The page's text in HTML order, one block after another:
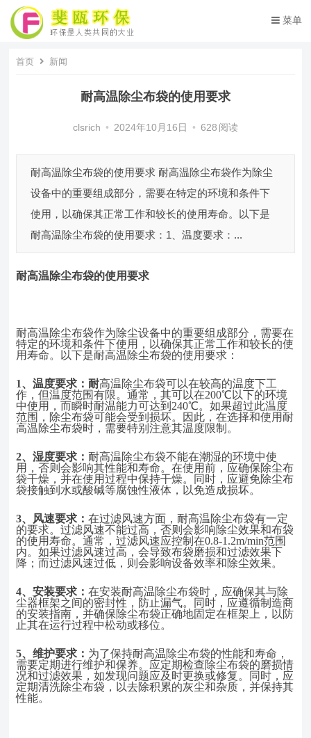
菜单
首页 新闻
耐高温除尘布袋的使用要求
clsrich • 2024年10月16日 • 628 阅读
耐高温除尘布袋的使用要求 耐高温除尘布袋作为除尘
设备中的重要组成部分，需要在特定的环境和条件下
使用，以确保其正常工作和较长的使用寿命。以下是
耐高温除尘布袋的使用要求：1、温度要求：...
耐高温除尘布袋的使用要求
耐高温除尘布袋作为除尘设备中的重要组成部分，需要在
特定的环境和条件下使用，以确保其正常工作和较长的使
用寿命。以下是耐高温除尘布袋的使用要求：
1、温度要求：耐高温除尘布袋可以在较高的温度下工
作，但温度范围有限。通常，其可以在200℃以下的环境
中使用，而瞬时耐温能力可达到240℃。如果超过此温度
范围，除尘布袋可能会受到损坏。因此，在选择和使用耐
高温除尘布袋时，需要特别注意其温度限制。
2、湿度要求：耐高温除尘布袋不能在潮湿的环境中使
用，否则会影响其性能和寿命。在使用前，应确保除尘布
袋干燥，并在使用过程中保持干燥。同时，应避免除尘布
袋接触到水或酸碱等腐蚀性液体，以免造成损坏。
3、 风速要求：在过滤风速方面，耐高温除尘布袋有一定
的要求。过滤风速不能过高，否则会影响除尘效果和布袋
的使用寿命。通常，过滤风速应控制在0.8-1.2m/min范围
内。如果过滤风速过高，会导致布袋磨损和过滤效果下
降；而过滤风速过低，则会影响设备效率和除尘效果。
4、安装要求：在安装耐高温除尘布袋时，应确保其与除
尘器框架之间的密封性，防止漏气。同时，应遵循制造商
的安装指南，并确保除尘布袋正确地固定在框架上，以防
止其在运行过程中松动或移位。
5、维护要求： 为了保持耐高温除尘布袋的性能和寿命，
需要定期进行维护和保养。应定期检查除尘布袋的磨损情
况和过滤效果，如发现问题应及时更换或修复。同时，应
定期清洗除尘布袋，以去除积累的灰尘和杂质，并保持其
性能。